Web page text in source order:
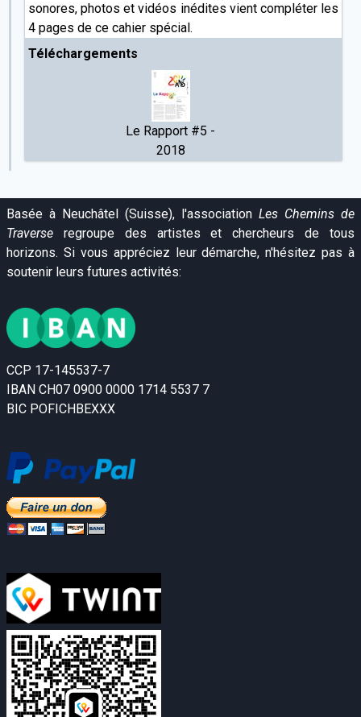
sonores, photos et vidéos inédites vient compléter les
4 pages de ce cahier spécial.
Téléchargements
Le Rapport #5 -
2018
Basée à Neuchâtel (Suisse), l'association Les Chemins de
Traverse regroupe des artistes et chercheurs de tous
horizons. Si vous appréciez leur démarche, n'hésitez pas à
soutenir leurs futures activités:
CCP 17-145537-7
IBAN CH07 0900 0000 1714 5537 7
BIC POFICHBEXXX